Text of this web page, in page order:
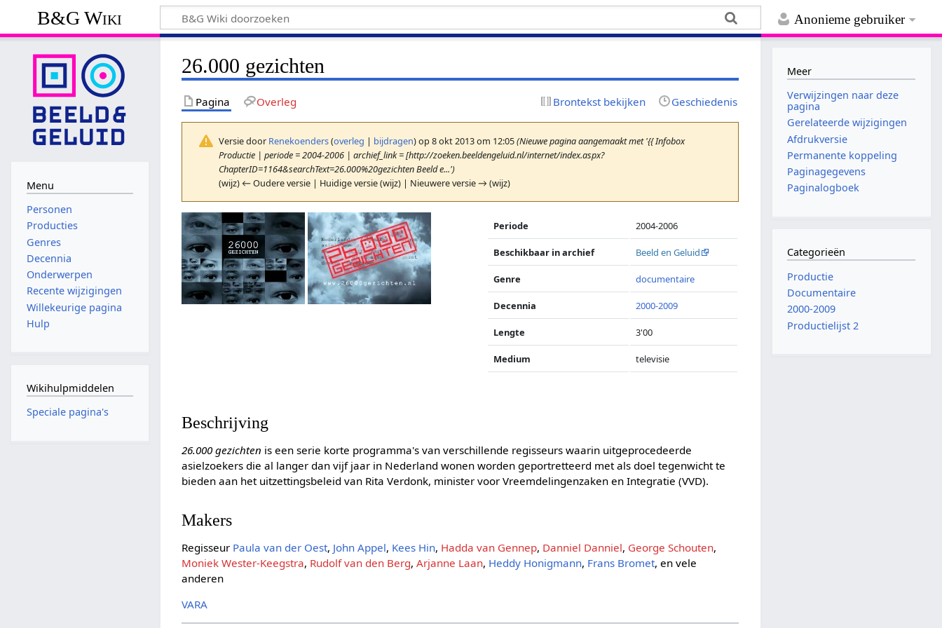
Anonieme gebruiker
B&G Wiki
26.000 gezichten
Pagina Overleg Brontekst bekijken Geschiedenis
Versie door Renekoenders(overleg | bijdragen)op 8 okt 2013 om 12:05(Nieuwe pagina aangemaakt met '{{ Infobox
Productie | periode = 2004-2006 | archief_link = [http://zoeken.beeldengeluid.nl/internet/index.aspx?
ChapterID=1164&searchText=26.000%20gezichten Beeld e...')
(wijz) ← Oudere versie | Huidige versie (wijz) | Nieuwere versie → (wijz)
Periode 2004-2006
Beschikbaar in archief Beeld en Geluid
Genre documentaire
Decennia 2000-2009
Lengte 3'00
Medium televisie
Beschrijving
26.000 gezichten is een serie korte programma's van verschillende regisseurs waarin uitgeprocedeerde
asielzoekers die al langer dan vijf jaar in Nederland wonen worden geportretteerd met als doel tegenwicht te
bieden aan het uitzettingsbeleid van Rita Verdonk, minister voor Vreemdelingenzaken en Integratie (VVD).
Makers
Regisseur Paula van der Oest, John Appel, Kees Hin, Hadda van Gennep, Danniel Danniel, George Schouten,
Moniek Wester-Keegstra, Rudolf van den Berg,Arjanne Laan, Heddy Honigmann, Frans Bromet, en vele
anderen
VARA
Menu
Personen
Producties
Genres
Decennia
Onderwerpen
Recente wijzigingen
Willekeurige pagina
Hulp
Wikihulpmiddelen
Speciale pagina's
Meer
Verwijzingen naar deze
pagina
Gerelateerde wijzigingen
Afdrukversie
Permanente koppeling
Paginagegevens
Paginalogboek
Categorieën
Productie
Documentaire
2000-2009
Productielijst 2